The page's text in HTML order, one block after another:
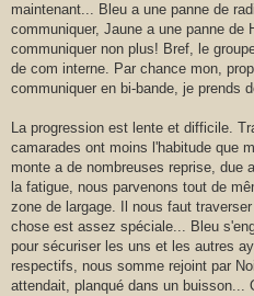
maintenant... Bleu a une panne de
communiquer, Jaune a une panne de
communiquer non plus! Bref, le
de com interne. Par chance mon,
communiquer en bi-bande, je prends
La progression est lente et difficile.
camarades ont moins l'habitude que
monte a de nombreuses reprise, due
la fatigue, nous parvenons tout de
zone de largage. Il nous faut
chose est assez spéciale... Bleu
pour sécuriser les uns et les autres
respectifs, nous somme rejoint par
attendait, planqué dans un buisson...